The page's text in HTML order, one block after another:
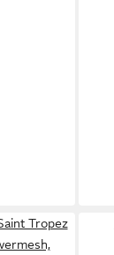
Tropez